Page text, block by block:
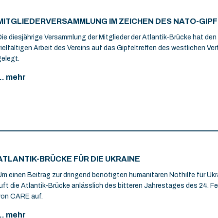
IM ZEICHEN DES NATO-
diesjährige Versammlung der Mitglieder der Atlantik-Brücke hat
Arbeit des Vereins auf das Gipfeltreffen des westlichen
mehr
BRÜCKE FÜR DIE UKRAINE
einen Beitrag zur dringend benötigten humanitären Nothilfe für
die Atlantik-Brücke anlässlich des bitteren Jahrestages des 24.
CARE auf.
mehr